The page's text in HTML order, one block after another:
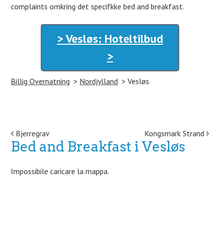
complaints omkring det specifkke bed and breakfast.
> Vesløs: Hoteltilbud
>
Billig Overnatning Nordjylland Vesløs
Post navigation
Bjerregrav Kongsmark Strand
Bed and Breakfast i Vesløs
Impossibile caricare la mappa.